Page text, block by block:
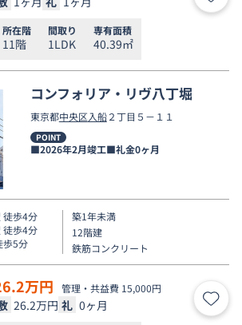
所在階
11階
間取り
1LDK
専有面積
40.39㎡
コンフォリア・リヴ八丁堀
東京都中央区入船２丁目５－１１
POINT
■2026年2月竣工■礼金0ヶ月
徒歩4分
徒歩4分
歩5分
築1年未満
12階建
鉄筋コンクリート
万円 管理・共益費 15,000円
26.2万円 礼 0ヶ月 お気